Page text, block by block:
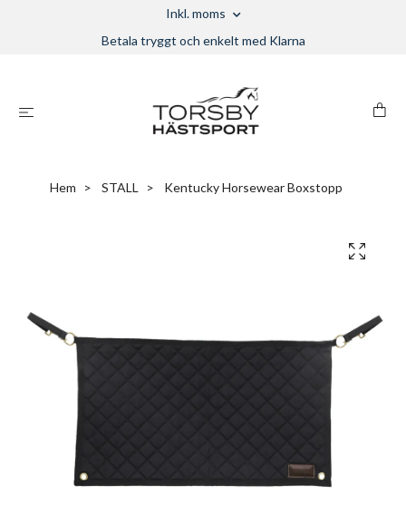
Inkl. moms
Betala tryggt och enkelt med Klarna
Hem STALL Kentucky Horsewear Boxstopp